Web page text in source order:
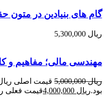
گام های بنیادین در
ریال
مهندسی مالی؛ مفاهیم و
ریال5,000,000
بود.ریال قیمت فعلی ریال